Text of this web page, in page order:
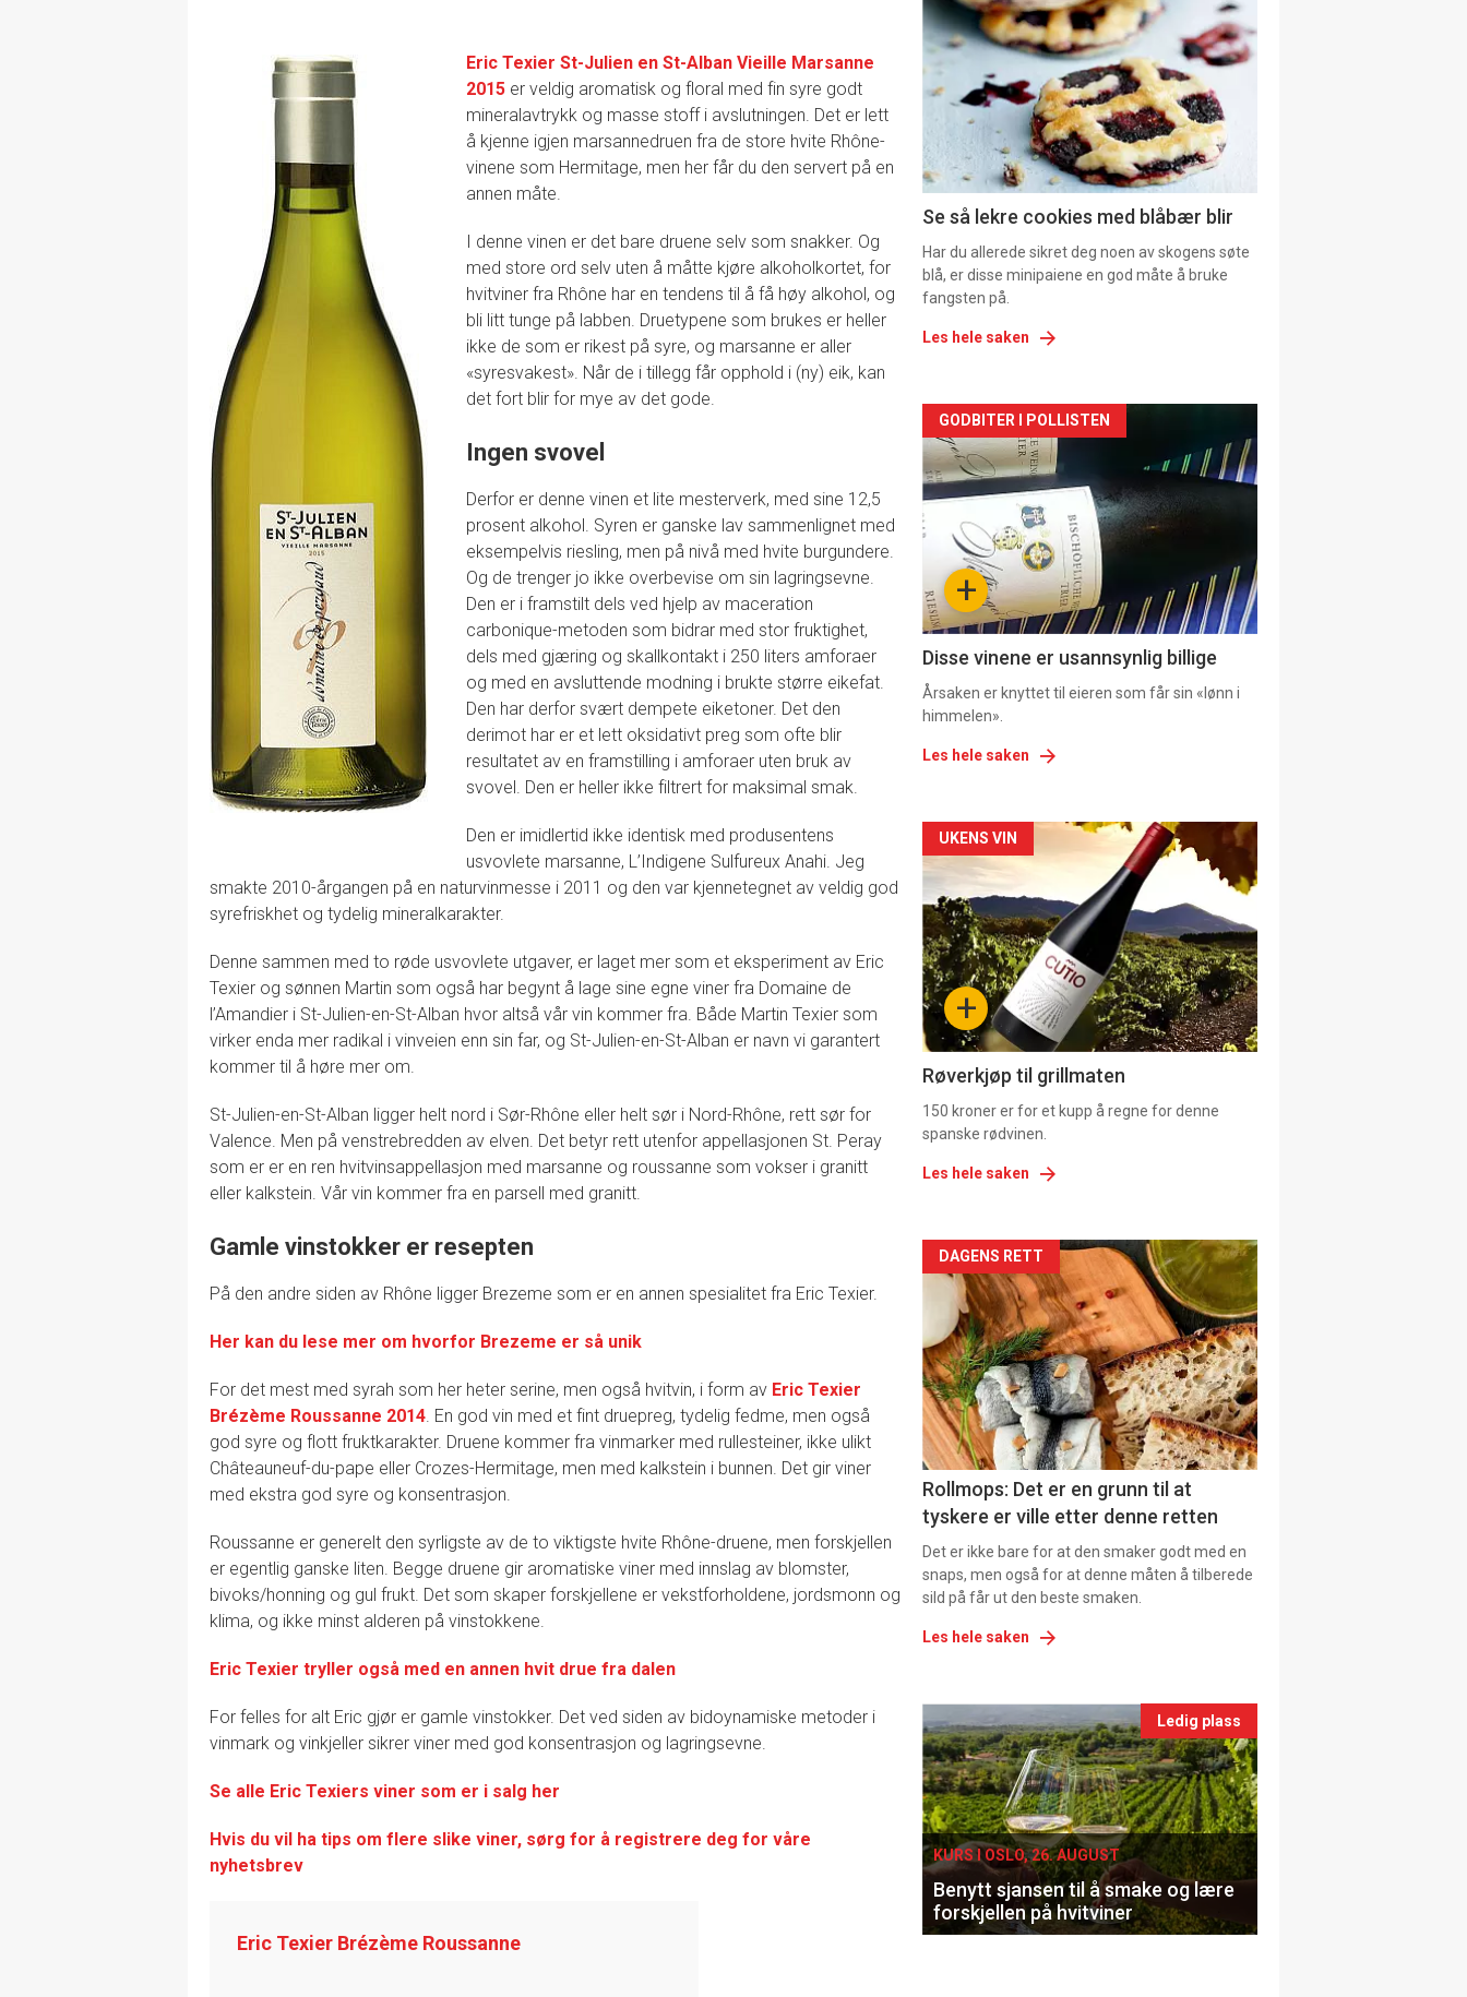
Eric Texier St-Julien en St-Alban Vieille Marsanne
2015 er veldig aromatisk og floral med fin syre godt
mineralavtrykk og masse stoff i avslutningen. Det er lett
å kjenne igjen marsannedruen fra de store hvite Rhône-
vinene som Hermitage, men her får du den servert på en
annen måte.
I denne vinen er det bare druene selv som snakker. Og
med store ord selv uten å måtte kjøre alkoholkortet, for
hvitviner fra Rhône har en tendens til å få høy alkohol, og
bli litt tunge på labben. Druetypene som brukes er heller
ikke de som er rikest på syre, og marsanne er aller
«syresvakest». Når de i tillegg får opphold i (ny) eik, kan
det fort blir for mye av det gode.
Ingen svovel
Derfor er denne vinen et lite mesterverk, med sine 12,5
prosent alkohol. Syren er ganske lav sammenlignet med
eksempelvis riesling, men på nivå med hvite burgundere.
Og de trenger jo ikke overbevise om sin lagringsevne.
Den er i framstilt dels ved hjelp av maceration
carbonique-metoden som bidrar med stor fruktighet,
dels med gjæring og skallkontakt i 250 liters amforaer
og med en avsluttende modning i brukte større eikefat.
Den har derfor svært dempete eiketoner. Det den
derimot har er et lett oksidativt preg som ofte blir
resultatet av en framstilling i amforaer uten bruk av
svovel. Den er heller ikke filtrert for maksimal smak.
Den er imidlertid ikke identisk med produsentens
usvovlete marsanne, L’Indigene Sulfureux Anahi. Jeg
smakte 2010-årgangen på en naturvinmesse i 2011 og den var kjennetegnet av veldig god
syrefriskhet og tydelig mineralkarakter.
Denne sammen med to røde usvovlete utgaver, er laget mer som et eksperiment av Eric
Texier og sønnen Martin som også har begynt å lage sine egne viner fra Domaine de
l’Amandier i St-Julien-en-St-Alban hvor altså vår vin kommer fra. Både Martin Texier som
virker enda mer radikal i vinveien enn sin far, og St-Julien-en-St-Alban er navn vi garantert
kommer til å høre mer om.
St-Julien-en-St-Alban ligger helt nord i Sør-Rhône eller helt sør i Nord-Rhône, rett sør for
Valence. Men på venstrebredden av elven. Det betyr rett utenfor appellasjonen St. Peray
som er er en ren hvitvinsappellasjon med marsanne og roussanne som vokser i granitt
eller kalkstein. Vår vin kommer fra en parsell med granitt.
Gamle vinstokker er resepten
På den andre siden av Rhône ligger Brezeme som er en annen spesialitet fra Eric Texier.
Her kan du lese mer om hvorfor Brezeme er så unik
For det mest med syrah som her heter serine, men også hvitvin, i form av Eric Texier
Brézème Roussanne 2014. En god vin med et fint druepreg, tydelig fedme, men også
god syre og flott fruktkarakter. Druene kommer fra vinmarker med rullesteiner, ikke ulikt
Châteauneuf-du-pape eller Crozes-Hermitage, men med kalkstein i bunnen. Det gir viner
med ekstra god syre og konsentrasjon.
Roussanne er generelt den syrligste av de to viktigste hvite Rhône-druene, men forskjellen
er egentlig ganske liten. Begge druene gir aromatiske viner med innslag av blomster,
bivoks/honning og gul frukt. Det som skaper forskjellene er vekstforholdene, jordsmonn og
klima, og ikke minst alderen på vinstokkene.
Eric Texier tryller også med en annen hvit drue fra dalen
For felles for alt Eric gjør er gamle vinstokker. Det ved siden av bidoynamiske metoder i
vinmark og vinkjeller sikrer viner med god konsentrasjon og lagringsevne.
Se alle Eric Texiers viner som er i salg her
Hvis du vil ha tips om flere slike viner, sørg for å registrere deg for våre
nyhetsbrev
Eric Texier Brézème Roussanne
detail
-
section
11
Se så lekre cookies med blåbær blir
Har du allerede sikret deg noen av skogens søte
blå, er disse minipaiene en god måte å bruke
fangsten på.
Les hele saken
Artikler
detail
-
section
11
Dagens
rett
+
GODBITER I POLLISTEN
Disse vinene er usannsynlig billige
Årsaken er knyttet til eieren som får sin «lønn i
himmelen».
Les hele saken
Artikler
detail
-
section
11
Dagens
rett
2
+
UKENS VIN
Røverkjøp til grillmaten
150 kroner er for et kupp å regne for denne
spanske rødvinen.
Les hele saken
Artikler
detail
-
section
11
Ukens
vin
DAGENS RETT
Rollmops: Det er en grunn til at
tyskere er ville etter denne retten
Det er ikke bare for at den smaker godt med en
snaps, men også for at denne måten å tilberede
sild på får ut den beste smaken.
Les hele saken
Events
single
Ledig plass
KURS I OSLO, 26. AUGUST
Benytt sjansen til å smake og lære
forskjellen på hvitviner